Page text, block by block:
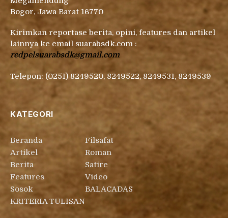
Badan Strategi Kebijakan dan Pendidikan dan
Pelatihan Hukum dan Peradilan Hukum dan Peradilan
Mahkamah Agung RI
Kantor: Jl. Cikopo Selatan Desa Sukamaju, Kec.
Megamendung
Bogor, Jawa Barat 16770
lainnya ke email suarabsdk.com :
redpelsuarabsdk@gmail.com
Telepon: (0251) 8249520, 8249522, 8249531, 8249539
KATEGORI